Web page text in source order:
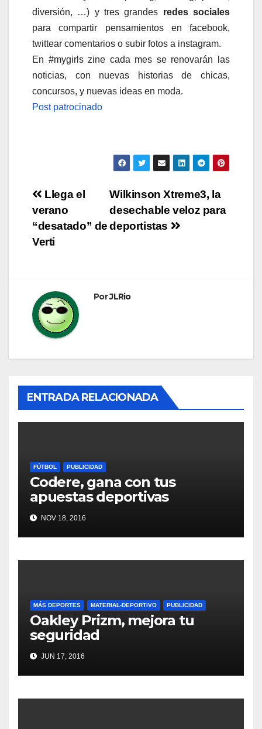
diversión, …) y tres grandes redes sociales
para compartir pensamientos en facebook,
twittear comentarios o subir fotos a instagram.
En #mygirls zine cada mes se renovarán las
noticias, con nuevas historias de chicas,
concursos, y nuevas ideas en moda.
Post patrocinado
Navegación
de
entradas
Wilkinson Xtreme3, la
desechable veloz para
deportistas
Llega el
verano
“desatado” de
Verti
PorJLRio
ENTRADA RELACIONADA
FÚTBOL PUBLICIDAD
Codere, gana con tus
apuestas deportivas
NOV 18, 2016
MÁS DEPORTES MATERIAL-DEPORTIVO PUBLICIDAD
Oakley Prizm, mejora tu
seguridad
JUN 17, 2016